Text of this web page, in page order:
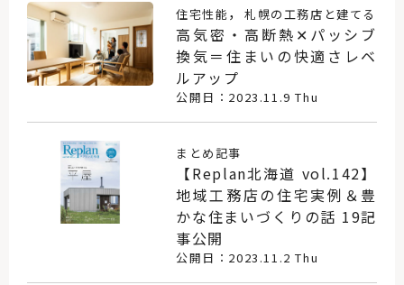
住宅性能 ，札幌の工務店と建てる
高気密・高断熱✕パッシブ
換気＝住まいの快適さレベ
ルアップ
公開日：2023.11.9 Thu
まとめ記事
【Replan北海道 vol.142】
地域工務店の住宅実例＆豊
かな住まいづくりの話 19記
事公開
公開日：2023.11.2 Thu